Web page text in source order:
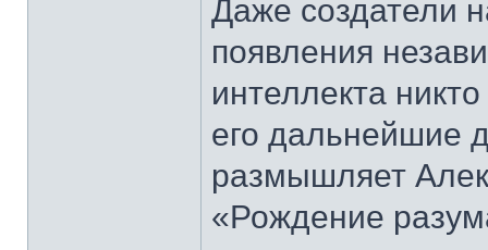
Даже создатели
появления
интеллекта
его дальнейшие
размышляет
«Рождение